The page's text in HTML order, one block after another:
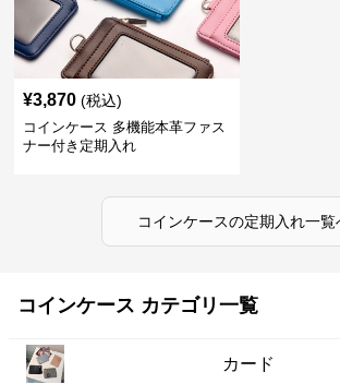
¥3,870 (税込)
コインケース 多機能本革ファス
ナー付き定期入れ
コインケースの定期入れ一覧
コインケース カテゴリ一覧
カード